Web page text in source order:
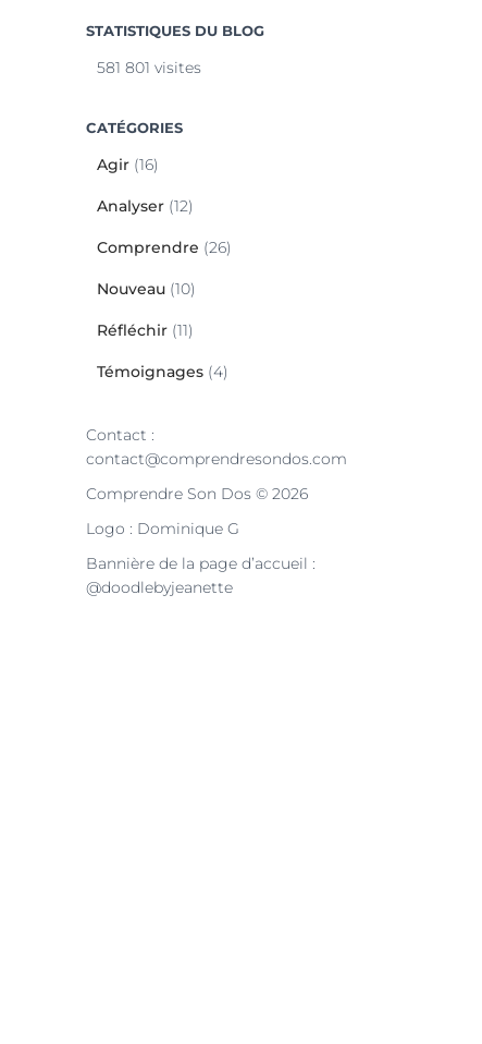
STATISTIQUES DU BLOG
581 801 visites
CATÉGORIES
Agir(16)
Analyser(12)
Comprendre (26)
Nouveau(10)
Réfléchir(11)
Témoignages(4)
Contact :
contact@comprendresondos.com
Comprendre Son Dos © 2026
Logo : Dominique G
Bannière de la page d’accueil :
@doodlebyjeanette